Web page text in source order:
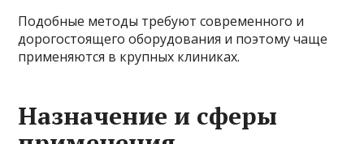
Подобные методы требуют современного и
дорогостоящего оборудования и поэтому чаще
применяются в крупных клиниках.
Назначение и сферы